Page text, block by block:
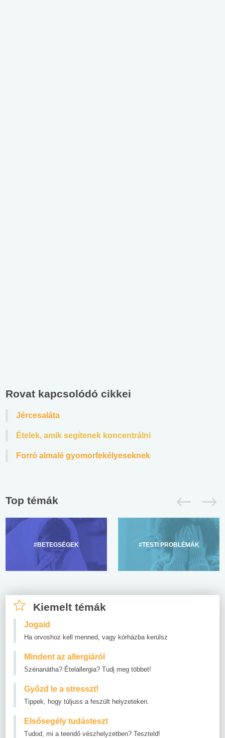
Rovat kapcsolódó cikkei
Jércesaláta
Ételek, amik segítenek koncentrálni
Forró almalé gyomorfekélyeseknek
Top témák
#BETEGSÉGEK #TESTI PROBLÉMÁK
Kiemelt témák
Jogaid
Ha orvoshoz kell menned, vagy kórházba kerülsz
Mindent az allergiáról
Szénanátha? Ételallergia? Tudj meg többet!
Győzd le a stresszt!
Tippek, hogy túljuss a feszült helyzeteken.
Elsősegély tudásteszt
Tudod, mi a teendő vészhelyzetben? Teszteld!